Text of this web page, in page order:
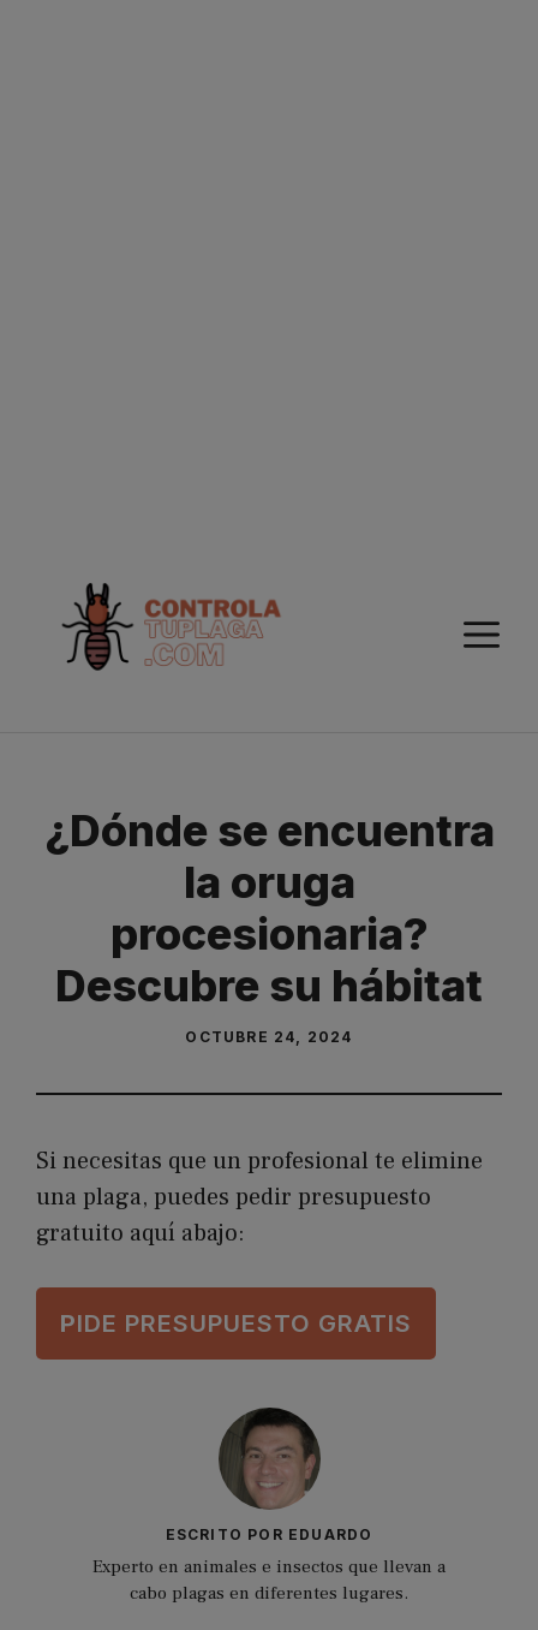
contenido
¿Dónde se encuentra
la oruga
procesionaria?
Descubre su hábitat
OCTUBRE 24, 2024
Si necesitas que un profesional te elimine
una plaga, puedes pedir presupuesto
gratuito aquí abajo:
PIDE PRESUPUESTO GRATIS
ESCRITO POR EDUARDO
Experto en animales e insectos que llevan a
cabo plagas en diferentes lugares.